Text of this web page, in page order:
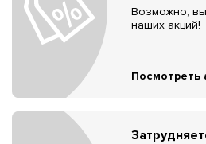
Возможно, вы
наших акций!
Посмотреть